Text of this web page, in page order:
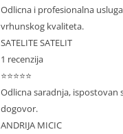
Odlicna i profesionalna
vrhunskog kvaliteta.
SATELITE SATELIT
1 recenzija
⭐⭐⭐⭐⭐
Odlicna saradnja, ispostovan
dogovor.
ANDRIJA MICIC